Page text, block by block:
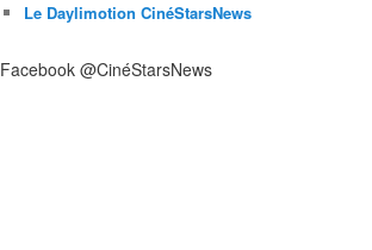
Le Daylimotion CinéStarsNews
Facebook @CinéStarsNews